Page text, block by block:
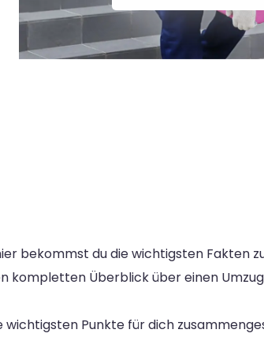
bekommst du die wichtigsten Fakten
kompletten Überblick über einen
Punkte für dich